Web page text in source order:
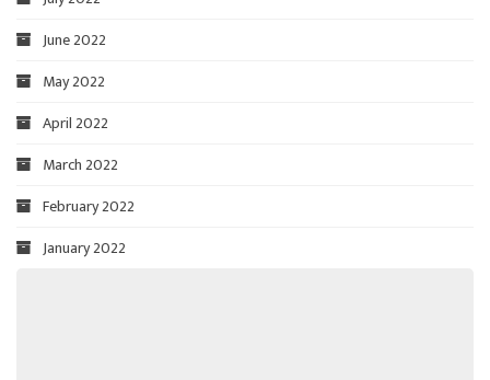
June 2022
May 2022
April 2022
March 2022
February 2022
January 2022